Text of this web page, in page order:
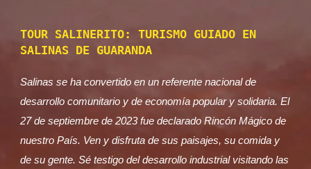
TOUR SALINERITO: TURISMO GUIADO EN
SALINAS DE GUARANDA
Salinas se ha convertido en un referente nacional de
desarrollo comunitario y de economía popular y solidaria. El
27 de septiembre de 2023 fue declarado Rincón Mágico de
nuestro País. Ven y disfruta de sus paisajes, su comida y
de su gente. Sé testigo del desarrollo industrial visitando las